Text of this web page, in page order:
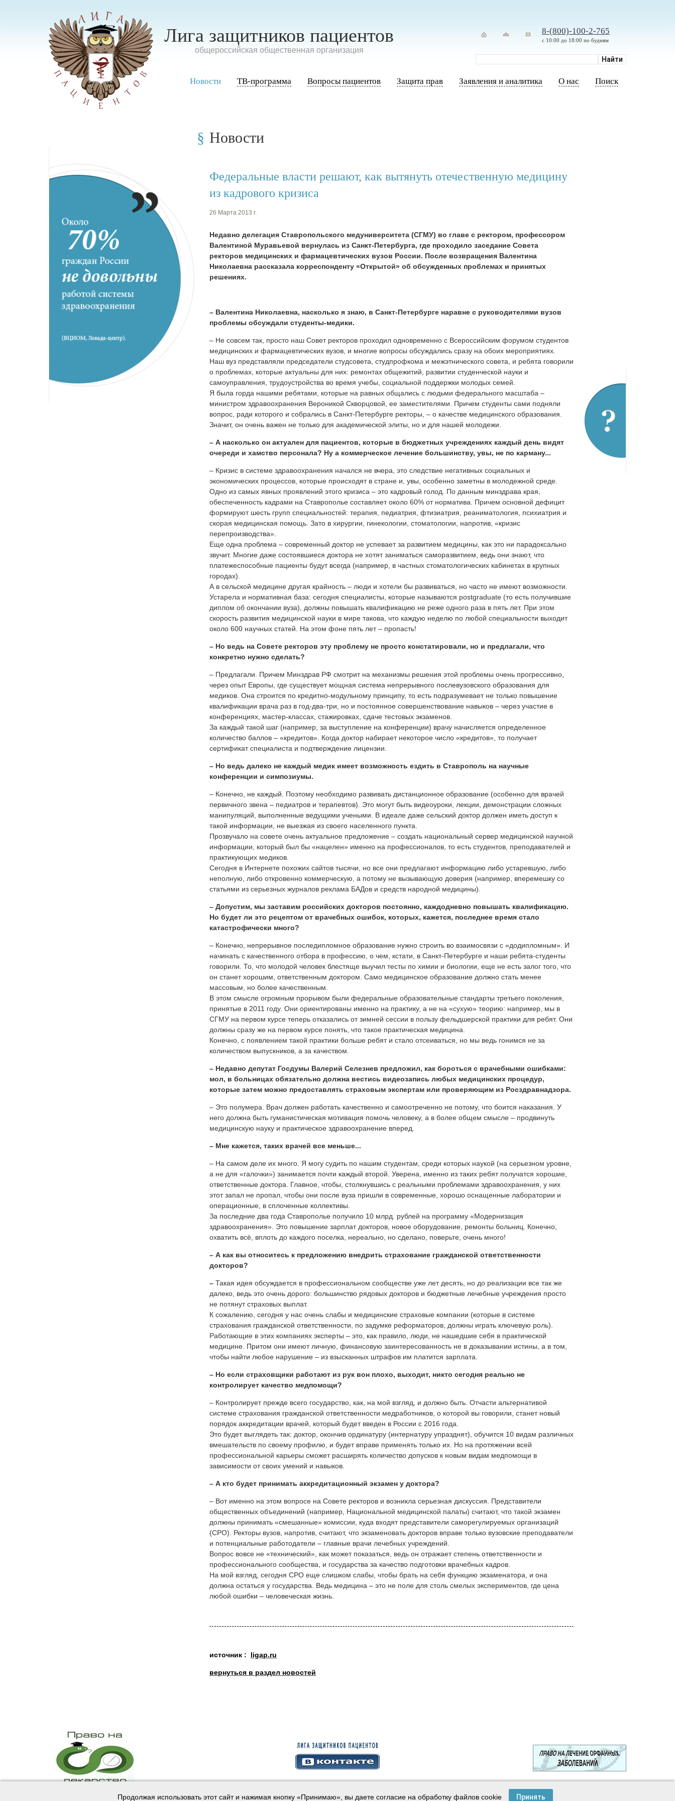
Лига защитников пациентов
oбщероссийская общественная организация
8-(800)-100-2-765
с 10:00 до 18:00 по будням
Новости ТВ-программа Вопросы пациентов Защита прав Заявления и аналитика О нас Поиск
Новости
Федеральные власти решают, как вытянуть отечественную медицину
из кадрового кризиса
26 Марта 2013 г.
Недавно делегация Ставропольского медуниверситета (СГМУ) во главе с ректором, профессором
Валентиной Муравьевой вернулась из Санкт-Петербурга, где проходило заседание Совета
ректоров медицинских и фармацевтических вузов России. После возвращения Валентина
Николаевна рассказала корреспонденту «Открытой» об обсужденных проблемах и принятых
решениях.
– Валентина Николаевна, насколько я знаю, в Санкт-Петербурге наравне с руководителями вузов
проблемы обсуждали студенты-медики.
– Не совсем так, просто наш Совет ректоров проходил одновременно с Всероссийским форумом студентов
медицинских и фармацевтических вузов, и многие вопросы обсуждались сразу на обоих мероприятиях.
Наш вуз представляли председатели студсовета, студпрофкома и межэтнического совета, и ребята говорили
о проблемах, которые актуальны для них: ремонтах общежитий, развитии студенческой науки и
самоуправления, трудоустройства во время учебы, социальной поддержки молодых семей.
Я была горда нашими ребятами, которые на равных общались с людьми федерального масштаба –
министром здравоохранения Вероникой Скворцовой, ее заместителями. Причем студенты сами подняли
вопрос, ради которого и собрались в Санкт-Петербурге ректоры, – о качестве медицинского образования.
Значит, он очень важен не только для академической элиты, но и для нашей молодежи.
– А насколько он актуален для пациентов, которые в бюджетных учреждениях каждый день видят
очереди и хамство персонала? Ну а коммерческое лечение большинству, увы, не по карману...
– Кризис в системе здравоохранения начался не вчера, это следствие негативных социальных и
экономических процессов, которые происходят в стране и, увы, особенно заметны в молодежной среде.
Одно из самых явных проявлений этого кризиса – это кадровый голод. По данным минздрава края,
обеспеченность кадрами на Ставрополье составляет около 60% от норматива. Причем основной дефицит
формируют шесть групп специальностей: терапия, педиатрия, фтизиатрия, реаниматология, психиатрия и
скорая медицинская помощь. Зато в хирургии, гинекологии, стоматологии, напротив, «кризис
перепроизводства».
Еще одна проблема – современный доктор не успевает за развитием медицины, как это ни парадоксально
звучит. Многие даже состоявшиеся доктора не хотят заниматься саморазвитием, ведь они знают, что
платежеспособные пациенты будут всегда (например, в частных стоматологических кабинетах в крупных
городах).
А в сельской медицине другая крайность – люди и хотели бы развиваться, но часто не имеют возможности.
Устарела и нормативная база: сегодня специалисты, которые называются postgraduate (то есть получившие
диплом об окончании вуза), должны повышать квалификацию не реже одного раза в пять лет. При этом
скорость развития медицинской науки в мире такова, что каждую неделю по любой специальности выходит
около 600 научных статей. На этом фоне пять лет – пропасть!
– Но ведь на Совете ректоров эту проблему не просто констатировали, но и предлагали, что
конкретно нужно сделать?
– Предлагали. Причем Минздрав РФ смотрит на механизмы решения этой проблемы очень прогрессивно,
через опыт Европы, где существует мощная система непрерывного послевузовского образования для
медиков. Она строится по кредитно-модульному принципу, то есть подразумевает не только повышение
квалификации врача раз в год-два-три, но и постоянное совершенствование навыков – через участие в
конференциях, мастер-классах, стажировках, сдаче тестовых экзаменов.
За каждый такой шаг (например, за выступление на конференции) врачу начисляется определенное
количество баллов – «кредитов». Когда доктор набирает некоторое число «кредитов», то получает
сертификат специалиста и подтверждение лицензии.
– Но ведь далеко не каждый медик имеет возможность ездить в Ставрополь на научные
конференции и симпозиумы.
– Конечно, не каждый. Поэтому необходимо развивать дистанционное образование (особенно для врачей
первичного звена – педиатров и терапевтов). Это могут быть видеоуроки, лекции, демонстрации сложных
манипуляций, выполненные ведущими учеными. В идеале даже сельский доктор должен иметь доступ к
такой информации, не выезжая из своего населенного пункта.
Прозвучало на совете очень актуальное предложение – создать национальный сервер медицинской научной
информации, который был бы «нацелен» именно на профессионалов, то есть студентов, преподавателей и
практикующих медиков.
Сегодня в Интернете похожих сайтов тысячи, но все они предлагают информацию либо устаревшую, либо
неполную, либо откровенно коммерческую, а потому не вызывающую доверия (например, вперемешку со
статьями из серьезных журналов реклама БАДов и средств народной медицины).
– Допустим, мы заставим российских докторов постоянно, каждодневно повышать квалификацию.
Но будет ли это рецептом от врачебных ошибок, которых, кажется, последнее время стало
катастрофически много?
– Конечно, непрерывное последипломное образование нужно строить во взаимосвязи с «додипломным». И
начинать с качественного отбора в профессию, о чем, кстати, в Санкт-Петербурге и наши ребята-студенты
говорили. То, что молодой человек блестяще выучил тесты по химии и биологии, еще не есть залог того, что
он станет хорошим, ответственным доктором. Само медицинское образование должно стать менее
массовым, но более качественным.
В этом смысле огромным прорывом были федеральные образовательные стандарты третьего поколения,
принятые в 2011 году. Они ориентированы именно на практику, а не на «сухую» теорию: например, мы в
СГМУ на первом курсе теперь отказались от зимней сессии в пользу фельдшерской практики для ребят. Они
должны сразу же на первом курсе понять, что такое практическая медицина.
Конечно, с появлением такой практики больше ребят и стало отсеиваться, но мы ведь гонимся не за
количеством выпускников, а за качеством.
– Недавно депутат Госдумы Валерий Селезнев предложил, как бороться с врачебными ошибками:
мол, в больницах обязательно должна вестись видеозапись любых медицинских процедур,
которые затем можно предоставлять страховым экспертам или проверяющим из Росздравнадзора.
– Это полумера. Врач должен работать качественно и самоотреченно не потому, что боится наказания. У
него должна быть гуманистическая мотивация помочь человеку, а в более общем смысле – продвинуть
медицинскую науку и практическое здравоохранение вперед.
– Мне кажется, таких врачей все меньше...
– На самом деле их много. Я могу судить по нашим студентам, среди которых наукой (на серьезном уровне,
а не для «галочки») занимается почти каждый второй. Уверена, именно из таких ребят получатся хорошие,
ответственные доктора. Главное, чтобы, столкнувшись с реальными проблемами здравоохранения, у них
этот запал не пропал, чтобы они после вуза пришли в современные, хорошо оснащенные лаборатории и
операционные, в сплоченные коллективы.
За последние два года Ставрополье получило 10 млрд. рублей на программу «Модернизация
здравоохранения». Это повышение зарплат докторов, новое оборудование, ремонты больниц. Конечно,
охватить всё, вплоть до каждого поселка, нереально, но сделано, поверьте, очень много!
– А как вы относитесь к предложению внедрить страхование гражданской ответственности
докторов?
– Такая идея обсуждается в профессиональном сообществе уже лет десять, но до реализации все так же
далеко, ведь это очень дорого: большинство рядовых докторов и бюджетные лечебные учреждения просто
не потянут страховых выплат.
К сожалению, сегодня у нас очень слабы и медицинские страховые компании (которые в системе
страхования гражданской ответственности, по задумке реформаторов, должны играть ключевую роль).
Работающие в этих компаниях эксперты – это, как правило, люди, не нашедшие себя в практической
медицине. Притом они имеют личную, финансовую заинтересованность не в доказывании истины, а в том,
чтобы найти любое нарушение – из взысканных штрафов им платится зарплата.
– Но если страховщики работают из рук вон плохо, выходит, никто сегодня реально не
контролирует качество медпомощи?
– Контролирует прежде всего государство, как, на мой взгляд, и должно быть. Отчасти альтернативой
системе страхования гражданской ответственности медработников, о которой вы говорили, станет новый
порядок аккредитации врачей, который будет введен в России с 2016 года.
Это будет выглядеть так: доктор, окончив ординатуру (интернатуру упразднят), обучится 10 видам различных
вмешательств по своему профилю, и будет вправе применять только их. Но на протяжении всей
профессиональной карьеры сможет расширять количество допусков к новым видам медпомощи в
зависимости от своих умений и навыков.
– А кто будет принимать аккредитационный экзамен у доктора?
– Вот именно на этом вопросе на Совете ректоров и возникла серьезная дискуссия. Представители
общественных объединений (например, Национальной медицинской палаты) считают, что такой экзамен
должны принимать «смешанные» комиссии, куда входят представители саморегулируемых организаций
(СРО). Ректоры вузов, напротив, считают, что экзаменовать докторов вправе только вузовские преподаватели
и потенциальные работодатели – главные врачи лечебных учреждений.
Вопрос вовсе не «технический», как может показаться, ведь он отражает степень ответственности и
профессионального сообщества, и государства за качество подготовки врачебных кадров.
На мой взгляд, сегодня СРО еще слишком слабы, чтобы брать на себя функцию экзаменатора, и она
должна остаться у государства. Ведь медицина – это не поле для столь смелых экспериментов, где цена
любой ошибки – человеческая жизнь.
источник : ligap.ru
вернуться в раздел новостей
© 2003—2024 Лига защитников пациентов
Создание сайта —
Продолжая использовать этот сайт и нажимая кнопку «Принимаю», вы даете согласие на обработку файлов cookie Принять